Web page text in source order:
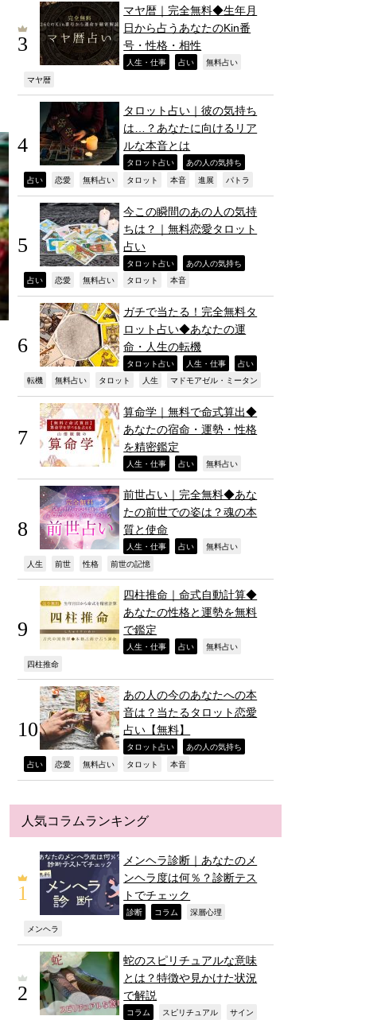
マヤ暦｜完全無料◆生年月
日から占うあなたのKin番
号・性格・相性
人生・仕事 占い 無料占い
マヤ暦
タロット占い｜彼の気持ち
は…？あなたに向けるリア
ルな本音とは
タロット占い あの人の気持ち
占い 恋愛 無料占い タロット 本音 進展 パトラ
今この瞬間のあの人の気持
ちは？｜無料恋愛タロット
占い
タロット占い あの人の気持ち
占い 恋愛 無料占い タロット 本音
ガチで当たる！完全無料タ
ロット占い◆あなたの運
命・人生の転機
タロット占い 人生・仕事 占い
転機 無料占い タロット 人生 マドモアゼル・ミータン
算命学｜無料で命式算出◆
あなたの宿命・運勢・性格
を精密鑑定
人生・仕事 占い 無料占い
前世占い｜完全無料◆あな
たの前世での姿は？魂の本
質と使命
人生・仕事 占い 無料占い
人生 前世 性格 前世の記憶
四柱推命｜命式自動計算◆
あなたの性格と運勢を無料
で鑑定
人生・仕事 占い 無料占い
四柱推命
あの人の今のあなたへの本
音は？当たるタロット恋愛
占い【無料】
タロット占い あの人の気持ち
占い 恋愛 無料占い タロット 本音
人気コラムランキング
メンヘラ診断｜あなたのメ
ンヘラ度は何％？診断テス
トでチェック
診断 コラム 深層心理
メンヘラ
蛇のスピリチュアルな意味
とは？特徴や見かけた状況
で解説
コラム スピリチュアル サイン